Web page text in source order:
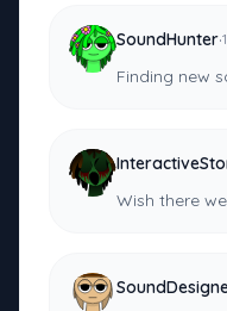
SoundHunter·
Finding new
Wish there